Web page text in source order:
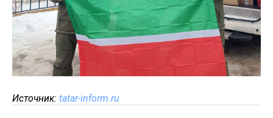
Источник: tatar-inform.ru